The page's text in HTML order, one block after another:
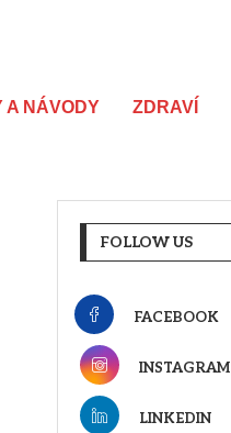
A NÁVODY ZDRAVÍ
FOLLOW US
FACEBOOK
INSTAGRAM
LINKEDIN